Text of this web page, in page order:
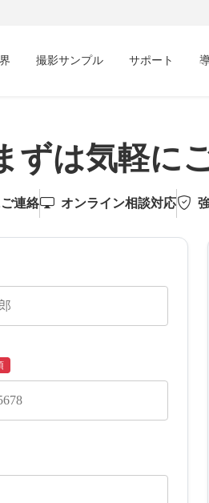
撮影サンプル サポート
ずは気軽に
連絡 オンライン相談対応